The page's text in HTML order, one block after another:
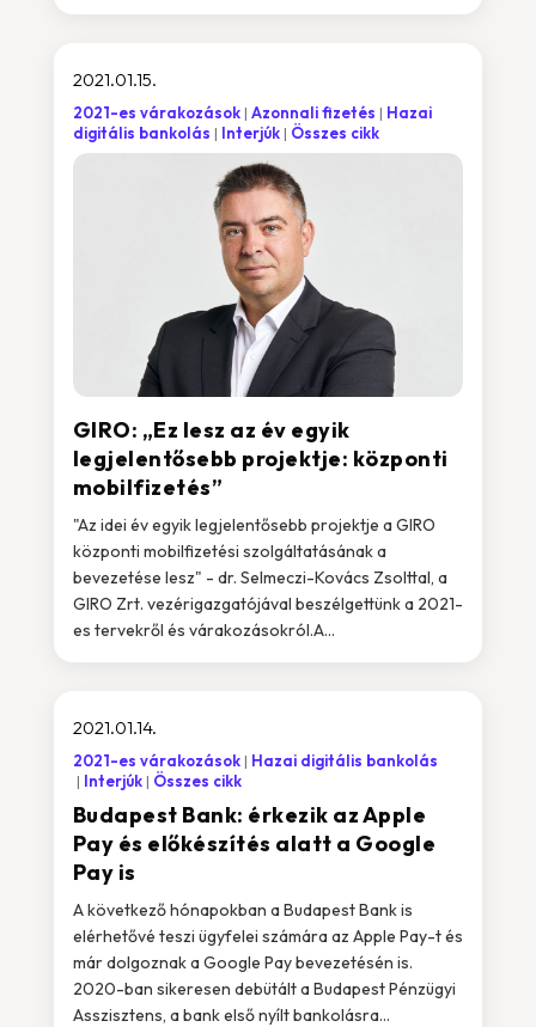
GIRO: „Ez lesz az év egyik
legjelentősebb projektje: központi
mobilfizetés”
2021.01.15.
2021-es várakozások Azonnali fizetés
Hazai
digitális bankolás
Interjúk Összes cikk
"Az idei év egyik legjelentősebb projektje a GIRO
központi mobilfizetési szolgáltatásának a
bevezetése lesz" - dr. Selmeczi-Kovács Zsolttal, a
GIRO Zrt. vezérigazgatójával beszélgettünk a 2021-
es tervekről és várakozásokról.A...
Budapest Bank: érkezik az Apple
Pay és előkészítés alatt a Google
Pay is
2021.01.14.
2021-es várakozások
Hazai digitális bankolás
Interjúk
Összes cikk
A következő hónapokban a Budapest Bank is
elérhetővé teszi ügyfelei számára az Apple Pay-t és
már dolgoznak a Google Pay bevezetésén is.
2020-ban sikeresen debütált a Budapest Pénzügyi
Asszisztens, a bank első nyílt bankolásra...